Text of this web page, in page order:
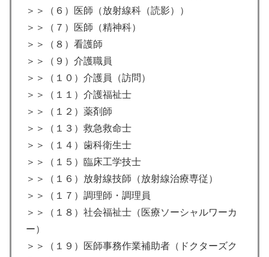
＞＞（６）医師（放射線科（読影））
＞＞（７）医師（精神科）
＞＞（８）看護師
＞＞（９）介護職員
＞＞（１０）介護員（訪問）
＞＞（１１）介護福祉士
＞＞（１２）薬剤師
＞＞（１３）救急救命士
＞＞（１４）歯科衛生士
＞＞（１５）臨床工学技士
＞＞（１６）放射線技師（放射線治療専従）
＞＞（１７）調理師・調理員
＞＞（１８）社会福祉士（医療ソーシャルワーカ
ー）
＞＞（１９）医師事務作業補助者（ドクターズク